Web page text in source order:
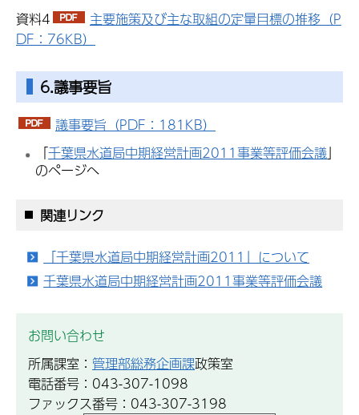
資料4
主要施策及び主な取組の定量目標の推移（P
DF：76KB）
6.議事要旨
議事要旨（PDF：181KB）
「千葉県水道局中期経営計画2011事業等評価会議」
のページへ
関連リンク
「千葉県水道局中期経営計画2011」について
千葉県水道局中期経営計画2011事業等評価会議
お問い合わせ
所属課室： 管理部総務企画課政策室
電話番号：043-307-1098
ファックス番号：043-307-3198